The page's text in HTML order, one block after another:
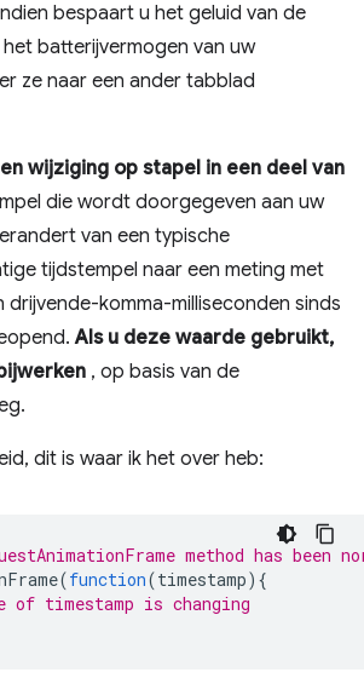
bespaart u het geluid van de
batterijvermogen van uw
ze naar een ander tabblad
wijziging op stapel in een deel van
die wordt doorgegeven aan uw
van een typische
tijdstempel naar een meting met
drijvende-komma-milliseconden sinds
Als u deze waarde gebruikt,
, op basis van de
dit is waar ik het over heb:
method has
(function(timestamp){
timestamp is changing